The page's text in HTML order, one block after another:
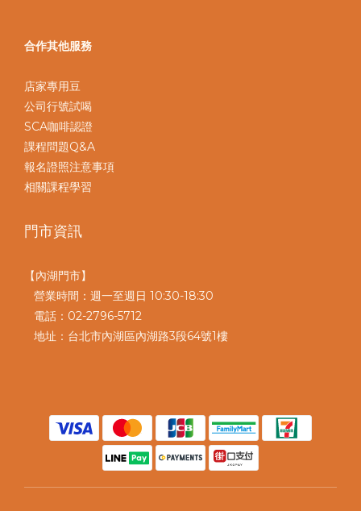
合作其他服務
店家專用豆
公司行號試喝
SCA咖啡認證
課程問題Q&A
報名證照注意事項
相關課程學習
門市資訊
【內湖門市】
營業時間：週一至週日 10:30-18:30
電話：02-2796-5712
地址：台北市內湖區內湖路3段64號1樓